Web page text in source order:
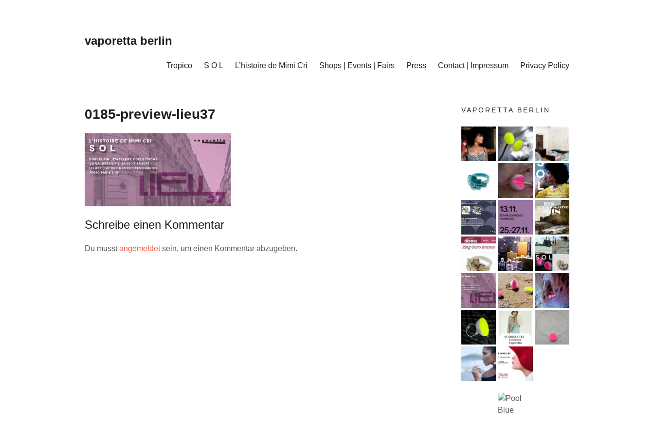
vaporetta berlin
Tropico S O L L’histoire de Mimi Cri Shops | Events | Fairs Press Contact | Impressum Privacy Policy
0185-preview-lieu37
Schreibe einen Kommentar
Du musstangemeldetsein, um einen Kommentar abzugeben.
VAPORETTA BERLIN